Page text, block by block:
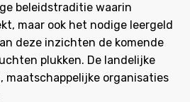
beleidstraditie waarin
maar ook het nodige leergeld
deze inzichten de komende
plukken. De landelijke
maatschappelijke organisaties